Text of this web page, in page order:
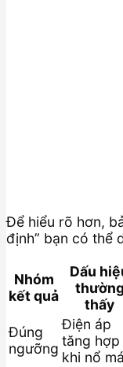
Để hiểu rõ hơn,
định” bạn có thể
Nhóm
kết quả
Dấu
thường
thấy
Đúng
ngưỡng
Điện áp
tăng hợp
khi nổ